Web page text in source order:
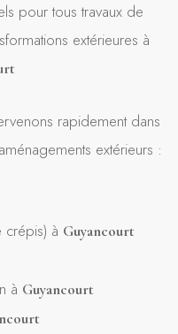
pour tous travaux de
extérieures à
rapidement dans
extérieurs :
crépis) à Guyancourt
à Guyancourt